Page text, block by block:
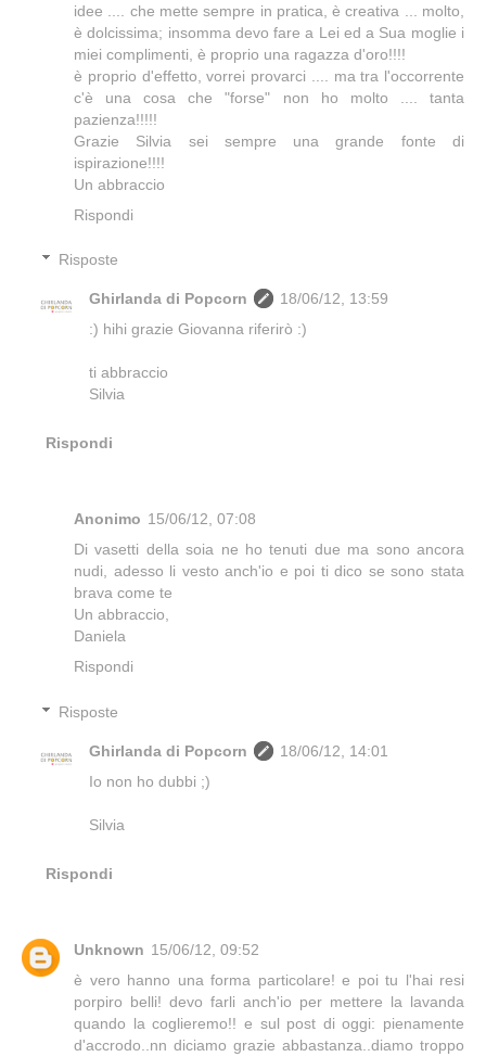
idee .... che mette sempre in pratica, è creativa ... molto,
è dolcissima; insomma devo fare a Lei ed a Sua moglie i
miei complimenti, è proprio una ragazza d'oro!!!!
è proprio d'effetto, vorrei provarci .... ma tra l'occorrente
c'è una cosa che "forse" non ho molto .... tanta
pazienza!!!!!
Grazie Silvia sei sempre una grande fonte di
ispirazione!!!!
Un abbraccio
Rispondi
Risposte
Ghirlanda di Popcorn
18/06/12, 13:59
:) hihi grazie Giovanna riferirò :)
ti abbraccio
Silvia
Rispondi
Anonimo 15/06/12, 07:08
Di vasetti della soia ne ho tenuti due ma sono ancora
nudi, adesso li vesto anch'io e poi ti dico se sono stata
brava come te
Un abbraccio,
Daniela
Rispondi
Risposte
Ghirlanda di Popcorn
18/06/12, 14:01
Io non ho dubbi ;)
Silvia
Rispondi
Unknown 15/06/12, 09:52
è vero hanno una forma particolare! e poi tu l'hai resi
porpiro belli! devo farli anch'io per mettere la lavanda
quando la coglieremo!! e sul post di oggi: pienamente
d'accrodo..nn diciamo grazie abbastanza..diamo troppo